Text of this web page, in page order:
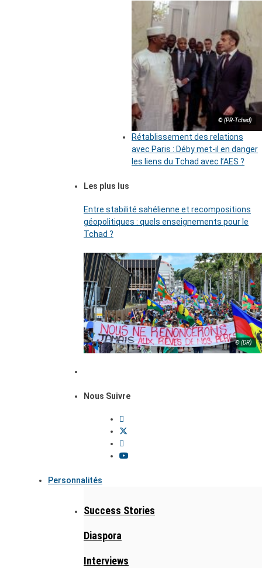
© (PR-Tchad)
Rétablissement des relations
avec Paris : Déby met-il en danger
les liens du Tchad avec l’AES ?
Les plus lus
Entre stabilité sahélienne et recompositions
géopolitiques : quels enseignements pour le
Tchad ?
© (DR)
Nous Suivre
Personnalités
Success Stories
Diaspora
Interviews